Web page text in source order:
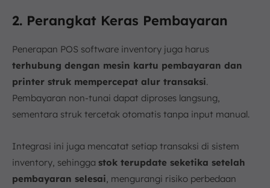
2. Perangkat Keras Pembayaran
Penerapan POS software inventory juga harus
terhubung dengan mesin kartu pembayaran dan
printer struk mempercepat alur transaksi.
Pembayaran non-tunai dapat diproses langsung,
sementara struk tercetak otomatis tanpa input manual.
Integrasi ini juga mencatat setiap transaksi di sistem
inventory, sehingga stok terupdate seketika setelah
pembayaran selesai , mengurangi risiko perbedaan